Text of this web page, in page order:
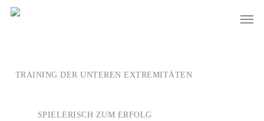
Skip
Menu
TRAINING DER UNTEREN EXTREMITÄTEN
SPIELERISCH ZUM ERFOLG